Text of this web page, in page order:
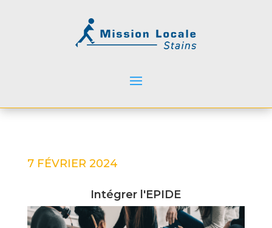
7 FÉVRIER 2024
Intégrer l'EPIDE